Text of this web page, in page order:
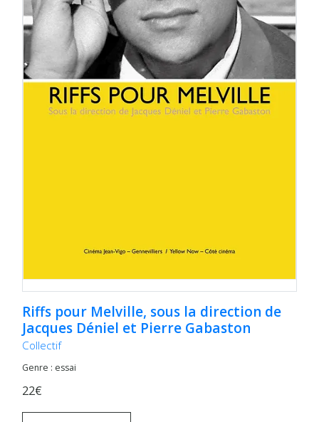
Riffs pour Melville, sous la direction de
Jacques Déniel et Pierre Gabaston
Collectif
Genre : essai
22€